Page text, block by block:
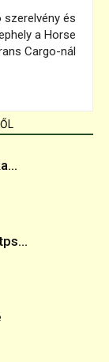
szerelvény és
a Horse
Cargo-nál